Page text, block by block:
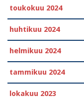
toukokuu 2024
huhtikuu 2024
helmikuu 2024
tammikuu 2024
lokakuu 2023